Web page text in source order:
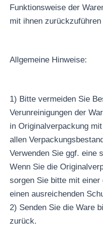
Funktionsweise der
mit ihnen
Allgemeine Hinweise:
1) Bitte vermeiden Sie
Verunreinigungen der
in Originalverpackung
allen
Verwenden Sie ggf. eine
Wenn Sie die
sorgen Sie bitte mit einer
einen ausreichenden
2) Senden Sie die Ware
zurück.